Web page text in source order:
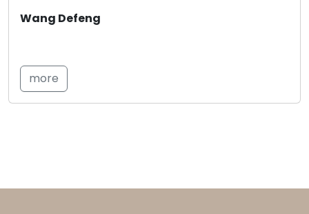
Wang Defeng
more